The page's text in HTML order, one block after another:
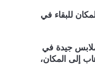
للبقاء في
جيدة في
إلى المكان،